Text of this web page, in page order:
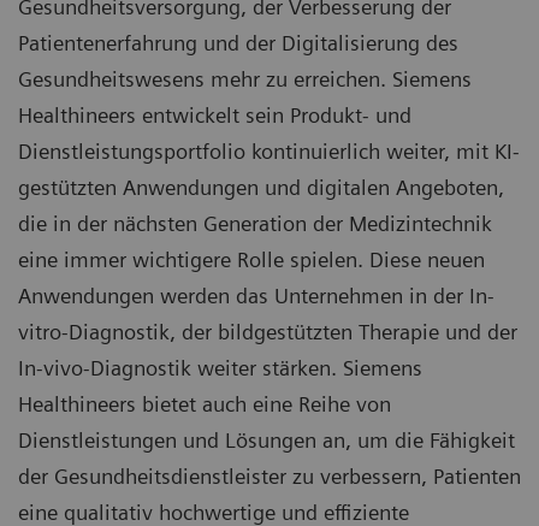
Gesundheitsversorgung, der Verbesserung der
Patientenerfahrung und der Digitalisierung des
Gesundheitswesens mehr zu erreichen. Siemens
Healthineers entwickelt sein Produkt- und
Dienstleistungsportfolio kontinuierlich weiter, mit KI-
gestützten Anwendungen und digitalen Angeboten,
die in der nächsten Generation der Medizintechnik
eine immer wichtigere Rolle spielen. Diese neuen
Anwendungen werden das Unternehmen in der In-
vitro-Diagnostik, der bildgestützten Therapie und der
In-vivo-Diagnostik weiter stärken. Siemens
Healthineers bietet auch eine Reihe von
Dienstleistungen und Lösungen an, um die Fähigkeit
der Gesundheitsdienstleister zu verbessern, Patienten
eine qualitativ hochwertige und effiziente